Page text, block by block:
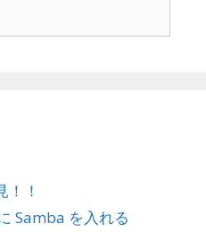
！
Samba を入れる